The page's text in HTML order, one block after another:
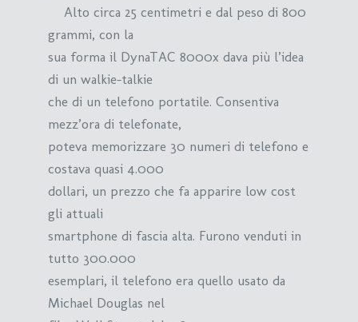
Alto circa 25 centimetri e dal peso di 800
grammi, con la
sua forma il DynaTAC 8000x dava più l’idea
di un walkie-talkie
che di un telefono portatile. Consentiva
mezz’ora di telefonate,
poteva memorizzare 30 numeri di telefono e
costava quasi 4.000
dollari, un prezzo che fa apparire low cost
gli attuali
smartphone di fascia alta. Furono venduti in
tutto 300.000
esemplari, il telefono era quello usato da
Michael Douglas nel